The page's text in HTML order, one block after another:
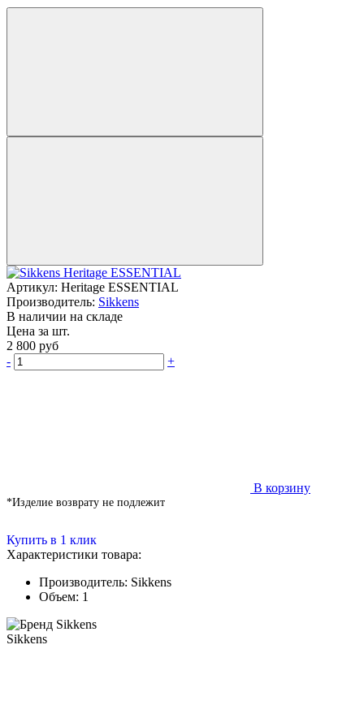
Артикул: Heritage ESSENTIAL
Производитель: Sikkens
В наличии на складе
Цена за шт.
2 800 руб
-
+
В корзину
*Изделие возврату не подлежит
Купить в 1 клик
Характеристики товара:
Производитель: Sikkens
Объем: 1
Sikkens